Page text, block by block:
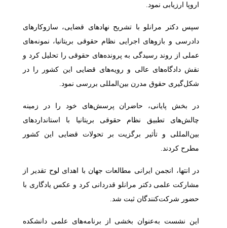
اروپا ارزیابی نمود.
سپس دکتر مرانلو با تشریح نهادهای قضایی، سازوکارهای
دادرسی و بازوهای اجرایی نظام حقوقی بریتانیا، نمونه‌های
عملی از روند رسیدگی به پرونده‌های حقوقی را تحلیل کرد و
نقش دادگاه‌های عالی و رویه‌های قضایی این کشور را در
شکل‌گیری حقوق مدرن بین‌المللی بررسی نمود.
در بخش پایانی، حاضران پرسش‌های خود را در زمینه
چالش‌های تطبیق نظام حقوقی بریتانیا با استانداردهای
بین‌المللی و تأثیر برگزیت بر تحولات قضایی این کشور
مطرح کردند.
در انتها، انجمن ایرانی مطالعات جهان با اهدای لوح تقدیر از
مشارکت علمی دکتر مرانلو قدردانی کرد و عکس یادگاری با
حضور شرکت‌کنندگان ثبت شد.
این نشست به‌عنوان بخشی از برنامه‌های علمی دانشکده